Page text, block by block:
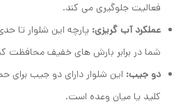
فعالیت جلوگیری می کند.
عملکرد آب گریزی: پارچه این شلوار تا
شما در برابر بارش های خفیف محافظت
دو جیب: این شلوار دارای دو جیب برای
کلید یا میان وعده است.